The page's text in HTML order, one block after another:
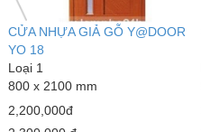
CỬA NHỰA GIẢ GỖ Y@DOOR
YO 39
Loại 1
800 x 2100 mm
2,100,000đ